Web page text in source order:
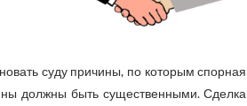
суду причины, по которым спорная
должны быть существенными. Сделка